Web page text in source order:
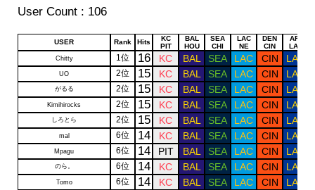
User Count : 106
USER Rank Hits
KC
PIT
BAL
HOU
SEA
CHI
LAC
NE
DEN
CIN
ARI
LAR
Chitty 1位 16 KC BAL SEA LAC CIN LAR
UO 2位 15 KC BAL SEA LAC CIN LAR
がるる 2位 15 KC BAL SEA LAC CIN LAR
Kimihirocks 2位 15 KC BAL SEA LAC CIN LAR
しろとら 2位 15 KC BAL SEA LAC CIN LAR
mal 6位 14 KC BAL SEA LAC CIN LAR
Mpagu 6位 14 PIT BAL SEA LAC CIN LAR
のら。 6位 14 KC BAL SEA LAC CIN LAR
Tomo 6位 14 KC BAL SEA LAC CIN LAR